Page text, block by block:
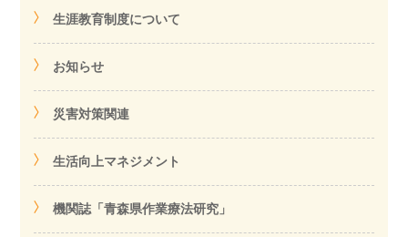
生涯教育制度について
お知らせ
災害対策関連
生活向上マネジメント
機関誌「青森県作業療法研究」